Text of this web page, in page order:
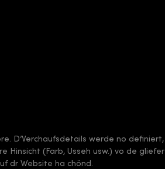
D’Verchaufsdetails werde no
Hinsicht (Farb, Usseh usw.) vo de
dr Website ha chönd.